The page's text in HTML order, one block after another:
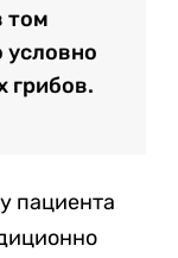
том
условно
грибов.
пациента